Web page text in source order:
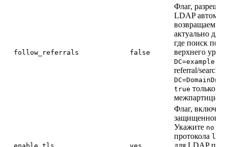
follow_referrals false
Флаг,
LDAP
возвращаемым
актуально для
где поиск по
верхнего
referral/search
true только
Флаг,
защищенного
Укажите no
протокола
для LDAP